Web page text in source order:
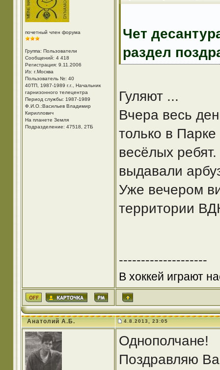
почетный член форума
Группа: Пользователи
Сообщений: 4 418
Регистрация: 9.11.2006
Из: г.Москва
Пользователь №: 40
40ТП, 1987-1989 г.г., Начальник
гарнизонного телецентра
Период службы: 1987-1989
Ф.И.О.:Васильев Владимир
Кириллович
На планете Земля
Подразделение: 47518, 2ТБ
Чет
раздел
Гуляют ...
Вчера весь
только в
весёлых
выдавали
Уже вечером
территории
--------------------
В хоккей играют
Анатолий А.Б. 4.8.2013, 23:05
Однополчане!
Поздравляю